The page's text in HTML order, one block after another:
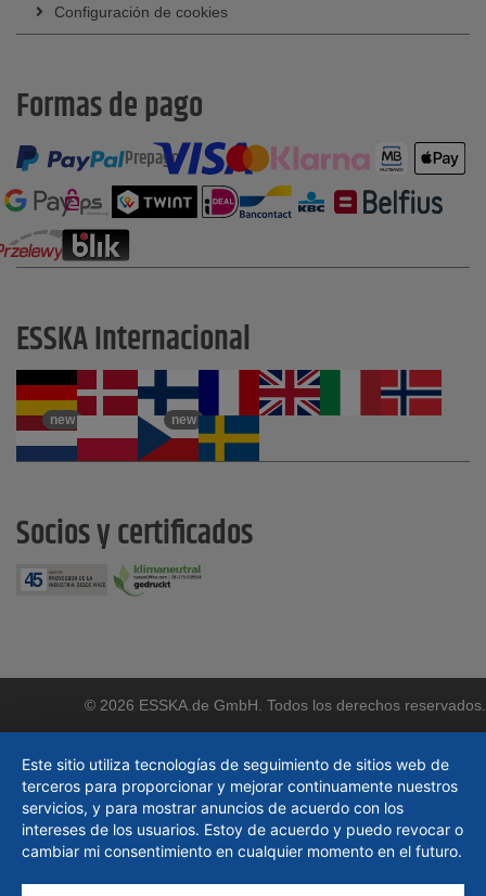
Configuración de cookies
Formas de pago
Prepago
ESSKA Internacional
new new
Socios y certificados
© 2026 ESSKA.de GmbH. Todos los derechos reservados.
Este sitio utiliza tecnologías de seguimiento de sitios web de
terceros para proporcionar y mejorar continuamente nuestros
servicios, y para mostrar anuncios de acuerdo con los
intereses de los usuarios. Estoy de acuerdo y puedo revocar o
cambiar mi consentimiento en cualquier momento en el futuro.